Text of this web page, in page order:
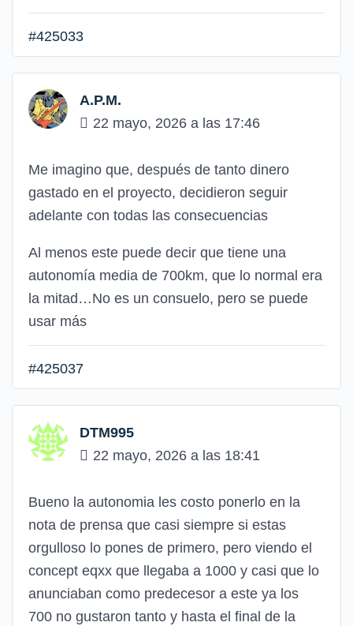
#425033
A.P.M.
22 mayo, 2026 a las 17:46
Me imagino que, después de tanto dinero
gastado en el proyecto, decidieron seguir
adelante con todas las consecuencias
Al menos este puede decir que tiene una
autonomía media de 700km, que lo normal era
la mitad…No es un consuelo, pero se puede
usar más
#425037
DTM995
22 mayo, 2026 a las 18:41
Bueno la autonomia les costo ponerlo en la
nota de prensa que casi siempre si estas
orgulloso lo pones de primero, pero viendo el
concept eqxx que llegaba a 1000 y casi que lo
anunciaban como predecesor a este ya los
700 no gustaron tanto y hasta el final de la